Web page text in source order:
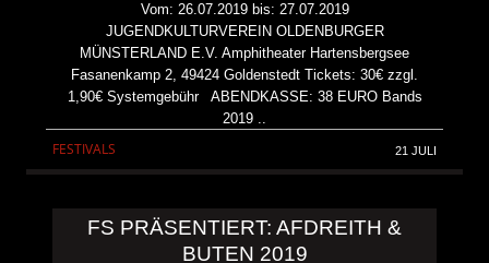
Vom: 26.07.2019 bis: 27.07.2019
JUGENDKULTURVEREIN OLDENBURGER
MÜNSTERLAND E.V. Amphitheater Hartensbergsee
Fasanenkamp 2, 49424 Goldenstedt Tickets: 30€ zzgl.
1,90€ Systemgebühr ABENDKASSE: 38 EURO Bands
2019 ..
FESTIVALS 21 JULI
FS PRÄSENTIERT: AFDREITH &
BUTEN 2019